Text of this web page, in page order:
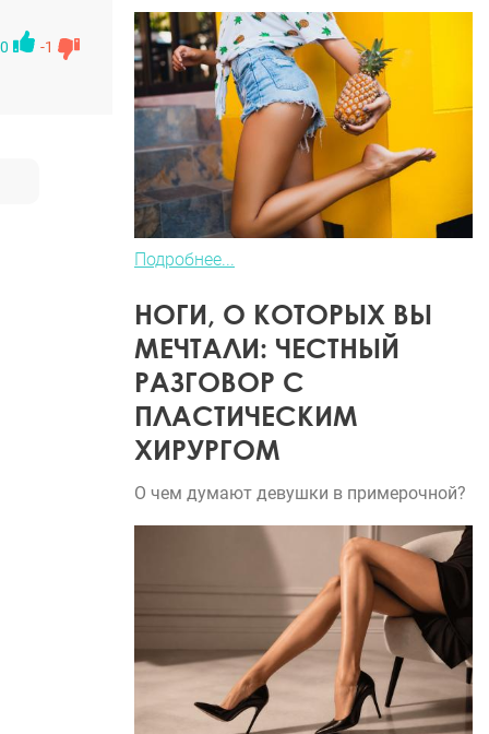
0 -1
Подробнее...
НОГИ, О КОТОРЫХ ВЫ
МЕЧТАЛИ: ЧЕСТНЫЙ
РАЗГОВОР С
ПЛАСТИЧЕСКИМ
ХИРУРГОМ
О чем думают девушки в примерочной?